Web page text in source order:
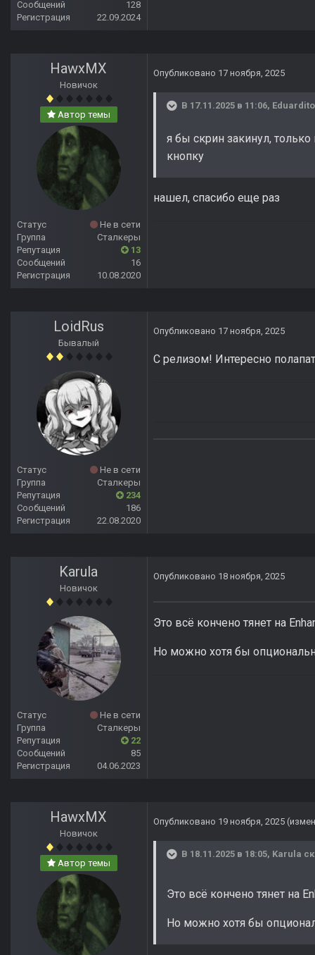
Сообщений
128
Регистрация
22.09.2024
HawxMX
Новичок
Автор темы
Статус
Не в сети
Группа
Сталкеры
Репутация
13
Сообщений
16
Регистрация
10.08.2020
Опубликовано 17 ноября, 2025
В 17.11.2025 в 11:06, Eduardito
я бы скрин закинул,
кнопку
нашел, спасибо еще раз
LoidRus
Бывалый
Статус
Не в сети
Группа
Сталкеры
Репутация
234
Сообщений
186
Регистрация
22.08.2020
Опубликовано 17 ноября, 2025
С релизом! Интересно
Karula
Новичок
Статус
Не в сети
Группа
Сталкеры
Репутация
22
Сообщений
85
Регистрация
04.06.2023
Опубликовано 18 ноября, 2025
Это всё кончено тянет на
Но можно хотя бы
HawxMX
Новичок
Автор темы
Опубликовано 19 ноября, 2025
В 18.11.2025 в 18:05, Karula
Это всё кончено тянет на
Но можно хотя бы